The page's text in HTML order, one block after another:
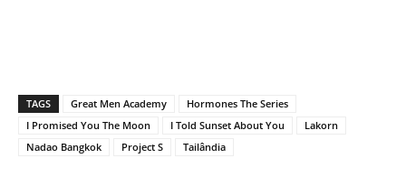
TAGS Great Men Academy
Hormones The Series
I Promised You The Moon
I Told Sunset About You
Lakorn
Nadao Bangkok
Project S Tailândia